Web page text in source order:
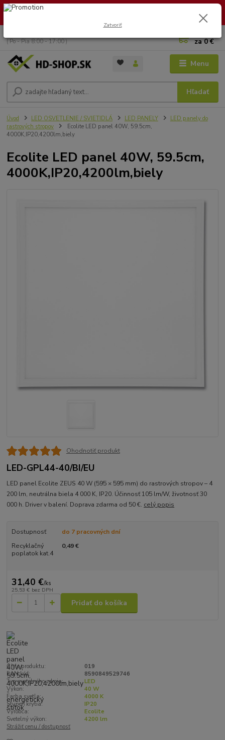
🏖️ DOVOLENKA 30.7.2026 – 9.8.2026 · Objednávky vybavíme po
Menu
Hľadať
( Po - Pia 8:00 - 17:00 )
za0 €
Úvod LED OSVETLENIE / SVIETIDLÁ LED PANELY
LED panely do
rastrových stropov
Ecolite LED panel 40W, 59.5cm,
4000K,IP20,4200lm,biely
Ecolite LED panel 40W, 59.5cm,
4000K,IP20,4200lm,biely
Ohodnotiť produkt
LED-GPL44-40/BI/EU
LED panel Ecolite ZEUS 40 W (595 × 595 mm) do rastrových stropov – 4
200 lm, neutrálna biela 4 000 K, IP20. Účinnosť 105 lm/W, životnosť 30
000 h. Driver v balení. Doprava zdarma od 50 €. celý popis
Dostupnosť
do 7 pracovných dní
Recyklačný
poplatok kat.4
0,49 €
31,40 €/ks
25,53 € bez DPH
Pridať do košíka
Číslo produktu:
019
EAN kód:
8590849529746
Typ svetelného zdroja:
LED
Výkon:
40 W
Farba svetla:
4000 K
Stupeň krytia:
IP20
Výrobca:
Ecolite
Svetelný výkon:
4200 lm
Strážiť cenu / dostupnosť
Zatvoriť